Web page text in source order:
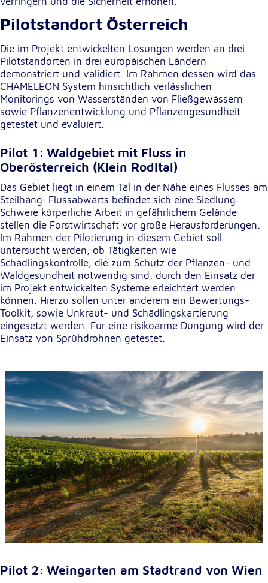
Pilotstandort Österreich
Die im Projekt entwickelten Lösungen werden an drei
Pilotstandorten in drei europäischen Ländern
demonstriert und validiert. Im Rahmen dessen wird das
CHAMELEON System hinsichtlich verlässlichen
Monitorings von Wasserständen von Fließgewässern
sowie Pflanzenentwicklung und Pflanzengesundheit
getestet und evaluiert.
Pilot 1: Waldgebiet mit Fluss in
Oberösterreich (Klein Rodltal)
Das Gebiet liegt in einem Tal in der Nähe eines Flusses am
Steilhang. Flussabwärts befindet sich eine Siedlung.
Schwere körperliche Arbeit in gefährlichem Gelände
stellen die Forstwirtschaft vor große Herausforderungen.
Im Rahmen der Pilotierung in diesem Gebiet soll
untersucht werden, ob Tätigkeiten wie
Schädlingskontrolle, die zum Schutz der Pflanzen- und
Waldgesundheit notwendig sind, durch den Einsatz der
im Projekt entwickelten Systeme erleichtert werden
können. Hierzu sollen unter anderem ein Bewertungs-
Toolkit, sowie Unkraut- und Schädlingskartierung
eingesetzt werden. Für eine risikoarme Düngung wird der
Einsatz von Sprühdrohnen getestet.
Pilot 2: Weingarten am Stadtrand von Wien